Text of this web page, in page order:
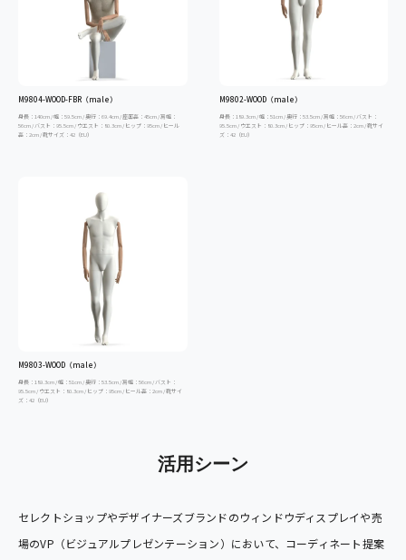
M9804-WOOD-FBR（male）
身長：140cm / 幅：59.5cm / 奥行：69.4cm / 座面高：45cm / 肩幅：
56cm / バスト：95.5cm / ウエスト：80.3cm / ヒップ：95cm / ヒール
高：2cm / 靴サイズ：42（EU）
M9802-WOOD（male）
身長：189.3cm / 幅：51cm / 奥行：53.5cm / 肩幅：56cm / バスト：
95.5cm / ウエスト：80.3cm / ヒップ：95cm / ヒール高：2cm / 靴サイ
ズ：42（EU）
M9803-WOOD（male）
身長：189.3cm / 幅：51cm / 奥行：53.5cm / 肩幅：56cm / バスト：
95.5cm / ウエスト：80.3cm / ヒップ：95cm / ヒール高：2cm / 靴サイ
ズ：42（EU）
活用シーン
セレクトショップやデザイナーズブランドのウィンドウディスプレイや売
場のVP（ビジュアルプレゼンテーション）において、コーディネート提案